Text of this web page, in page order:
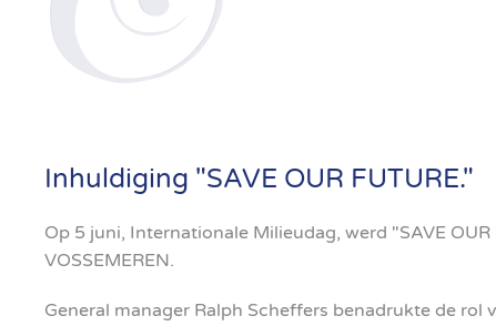
Inhuldiging "SAVE OUR FUTURE."
Op 5 juni, Internationale Milieudag, werd "SAVE
VOSSEMEREN.
General manager Ralph Scheffers benadrukte de rol